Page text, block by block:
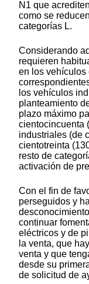
N1 que
como se
categorías L.
Considerando
requieren
en los vehículos
los vehículos
planteamiento
plazo máximo
cientocincuenta
industriales (de
cientotreinta
resto de
activación de
Con el fin de
perseguidos y
continuar
eléctricos y de
la venta, que
venta y que
desde su
de solicitud de